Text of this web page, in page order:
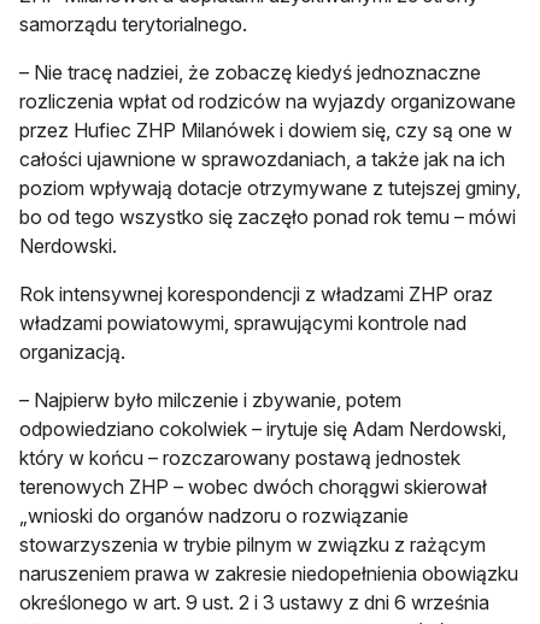
samorządu terytorialnego.
– Nie tracę nadziei, że zobaczę kiedyś jednoznaczne
rozliczenia wpłat od rodziców na wyjazdy organizowane
przez Hufiec ZHP Milanówek i dowiem się, czy są one w
całości ujawnione w sprawozdaniach, a także jak na ich
poziom wpływają dotacje otrzymywane z tutejszej gminy,
bo od tego wszystko się zaczęło ponad rok temu – mówi
Nerdowski.
Rok intensywnej korespondencji z władzami ZHP oraz
władzami powiatowymi, sprawującymi kontrole nad
organizacją.
– Najpierw było milczenie i zbywanie, potem
odpowiedziano cokolwiek – irytuje się Adam Nerdowski,
który w końcu – rozczarowany postawą jednostek
terenowych ZHP – wobec dwóch chorągwi skierował
„wnioski do organów nadzoru o rozwiązanie
stowarzyszenia w trybie pilnym w związku z rażącym
naruszeniem prawa w zakresie niedopełnienia obowiązku
określonego w art. 9 ust. 2 i 3 ustawy z dni 6 września